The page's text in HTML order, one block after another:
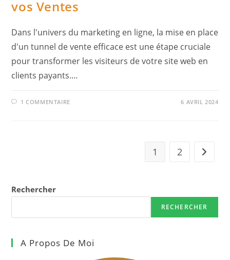
vos Ventes
Dans l'univers du marketing en ligne, la mise en place
d'un tunnel de vente efficace est une étape cruciale
pour transformer les visiteurs de votre site web en
clients payants.…
1 COMMENTAIRE 6 AVRIL 2024
1 2 Aller à
Rechercher
RECHERCHER
A Propos De Moi